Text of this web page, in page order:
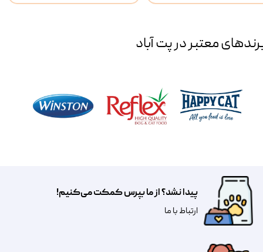
معتبر در پت آباد
پیدا نشد؟ از ما بپرس کمکت می‌کنیم!
​​​ارتباط با ما